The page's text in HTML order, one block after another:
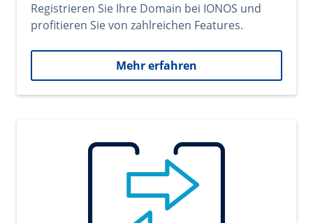
Registrieren Sie Ihre Domain bei IONOS und
profitieren Sie von zahlreichen Features.
Mehr erfahren